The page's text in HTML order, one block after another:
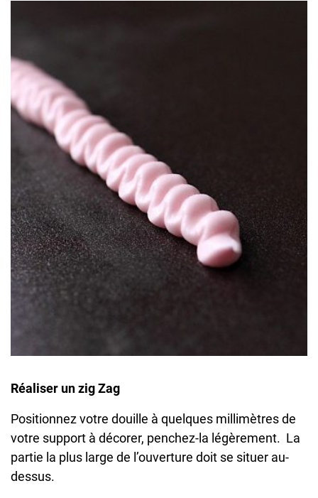
Réaliser un zig Zag
Positionnez votre douille à quelques millimètres de
votre support à décorer, penchez-la légèrement. La
partie la plus large de l’ouverture doit se situer au-
dessus.